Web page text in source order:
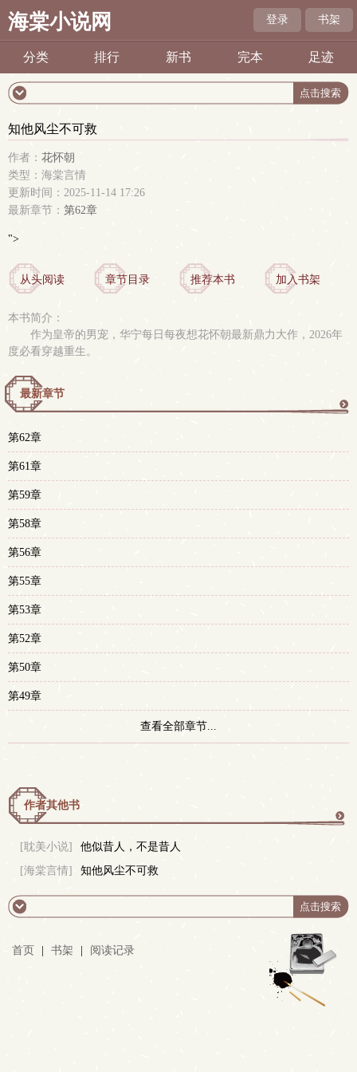
海棠小说网 登录 书架
分类 排行 新书 完本 足迹
知他风尘不可救
作者： 花怀朝
类型：海棠言情
更新时间：2025-11-14 17:26
最新章节： 第62章
">
从头阅读 章节目录 推荐本书 加入书架
本书简介：
作为皇帝的男宠，华宁每日每夜想花怀朝最新鼎力大作，2026年
度必看穿越重生。
最新章节
第62章
第61章
第59章
第58章
第56章
第55章
第53章
第52章
第50章
第49章
查看全部章节...
作者其他书
[耽美小说]
他似昔人，不是昔人
[海棠言情]
知他风尘不可救
首页 书架 阅读记录